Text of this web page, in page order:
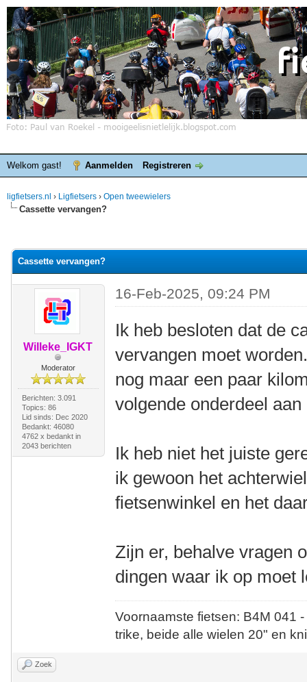
Welkom gast! Aanmelden Registreren
ligfietsers.nl › Ligfietsers › Open tweewielers
Cassette vervangen?
Cassette vervangen?
Willeke_IGKT
Moderator
Berichten: 3.091
Topics: 86
Lid sinds: Dec 2020
Bedankt: 46080
4762 x bedankt in
2043 berichten
16-Feb-2025, 09:24 PM
Ik heb besloten dat de
vervangen moet
nog maar een paar
volgende onderdeel
Ik heb niet het juiste
ik gewoon het
fietsenwinkel en het
Zijn er, behalve vragen
dingen waar ik op moet
Voornaamste fietsen: B4M
trike, beide alle wielen 20" en
Zoek